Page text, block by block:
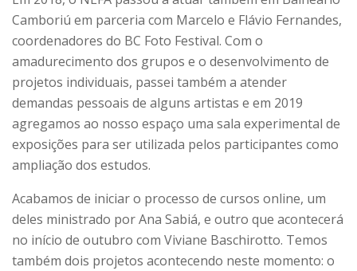
Camboriú em parceria com Marcelo e Flávio Fernandes,
coordenadores do BC Foto Festival. Com o
amadurecimento dos grupos e o desenvolvimento de
projetos individuais, passei também a atender
demandas pessoais de alguns artistas e em 2019
agregamos ao nosso espaço uma sala experimental de
exposições para ser utilizada pelos participantes como
ampliação dos estudos.
Acabamos de iniciar o processo de cursos online, um
deles ministrado por Ana Sabiá, e outro que acontecerá
no início de outubro com Viviane Baschirotto. Temos
também dois projetos acontecendo neste momento: o